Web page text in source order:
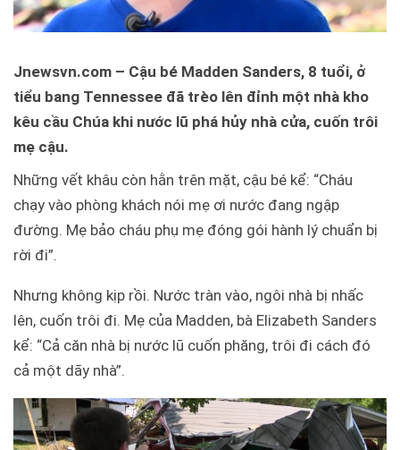
Jnewsvn.com – Cậu bé Madden Sanders, 8 tuổi, ở
tiểu bang Tennessee đã trèo lên đỉnh một nhà kho
kêu cầu Chúa khi nước lũ phá hủy nhà cửa, cuốn trôi
mẹ cậu.
Những vết khâu còn hằn trên mặt, cậu bé kể: “Cháu
chạy vào phòng khách nói mẹ ơi nước đang ngập
đường. Mẹ bảo cháu phụ mẹ đóng gói hành lý chuẩn bị
rời đi”.
Nhưng không kịp rồi. Nước tràn vào, ngôi nhà bị nhấc
lên, cuốn trôi đi. Mẹ của Madden, bà Elizabeth Sanders
kể: “Cả căn nhà bị nước lũ cuốn phăng, trôi đi cách đó
cả một dãy nhà”.